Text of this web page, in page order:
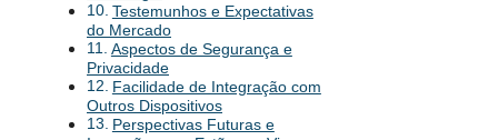
Testemunhos e Expectativas
do Mercado
Aspectos de Segurança e
Privacidade
Facilidade de Integração com
Outros Dispositivos
Perspectivas Futuras e